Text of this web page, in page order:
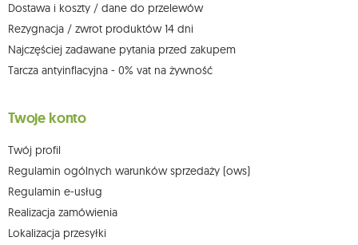
Więcej informacji: www.mouton.pl/ODO
Dostawa i koszty / dane do przelewów
Rezygnacja / zwrot produktów 14 dni
Najczęściej zadawane pytania przed zakupem
Tarcza antyinflacyjna - 0% vat na żywność
Twoje konto
Twój profil
Regulamin ogólnych warunków sprzedaży (ows)
Regulamin e-usług
Realizacja zamówienia
Lokalizacja przesyłki